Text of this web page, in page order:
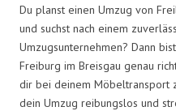
Du planst einen Umzug von
und suchst nach einem
Umzugsunternehmen? Dann
Freiburg im Breisgau genau
dir bei deinem Möbeltransport
dein Umzug reibungslos und